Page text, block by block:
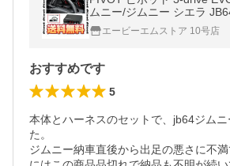
ムニー/ジムニー シエラ
A/K15B H30/7〜 (3DE/TH-2C
エービーエムストア 10号店
おすすめです
5
本体とハーネスのセットで、jb64ジム
た。
ジムニー納車直後から出足の悪さに不